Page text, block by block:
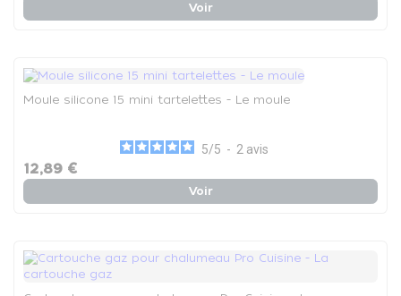
Voir
Moule silicone 15 mini tartelettes - Le moule
5/5 - 2 avis
12,89 €
Voir